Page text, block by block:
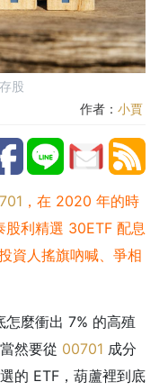
存股
作者： 小賈
，在 2020 年的時
股利精選 30ETF 配息
資人搖旗吶喊、爭相
麼衝出 7% 的高殖
然要從 00701 成分
的 ETF，葫蘆裡到底